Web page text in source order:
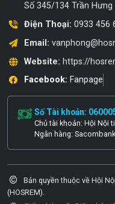
Số 345/134 Trần Hưng
Điện Thoại: 0933 456
Email:
Website: https://
Facebook: Fanpage
Số Tài khoản:
Chủ tài khoản: Hội Nội
Ngân hàng:
Bản quyền thuộc về Hội
(HOSREM).